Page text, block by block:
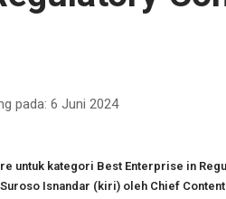
pada: 6 Juni 2024
untuk kategori Best Enterprise in
Isnandar (kiri) oleh Chief